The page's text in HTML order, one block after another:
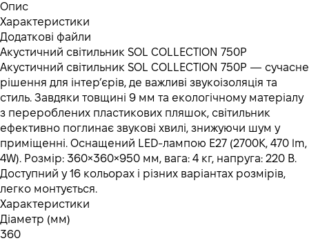
Опис
Характеристики
Додаткові файли
Акустичний світильник SOL COLLECTION 750P
Акустичний світильник SOL COLLECTION 750P — сучасне
рішення для інтер’єрів, де важливі звукоізоляція та
стиль. Завдяки товщині 9 мм та екологічному матеріалу
з перероблених пластикових пляшок, світильник
ефективно поглинає звукові хвилі, знижуючи шум у
приміщенні. Оснащений LED-лампою E27 (2700K, 470 lm,
4W). Розмір: 360×360×950 мм, вага: 4 кг, напруга: 220 В.
Доступний у 16 кольорах і різних варіантах розмірів,
легко монтується.
Характеристики
Діаметр (мм)
360